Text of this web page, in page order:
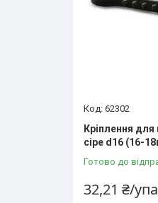
62302
Кріплення
сіре d16 (16-
Готово до
32,21 ₴/